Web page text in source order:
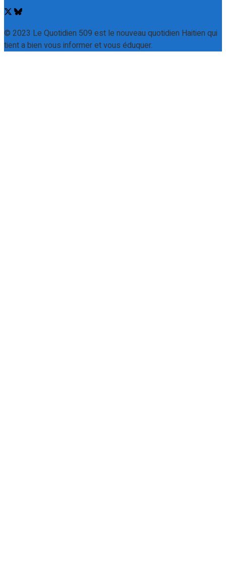
© 2023 Le Quotidien 509 est le nouveau quotidien Haitien qui
tient a bien vous informer et vous éduquer.